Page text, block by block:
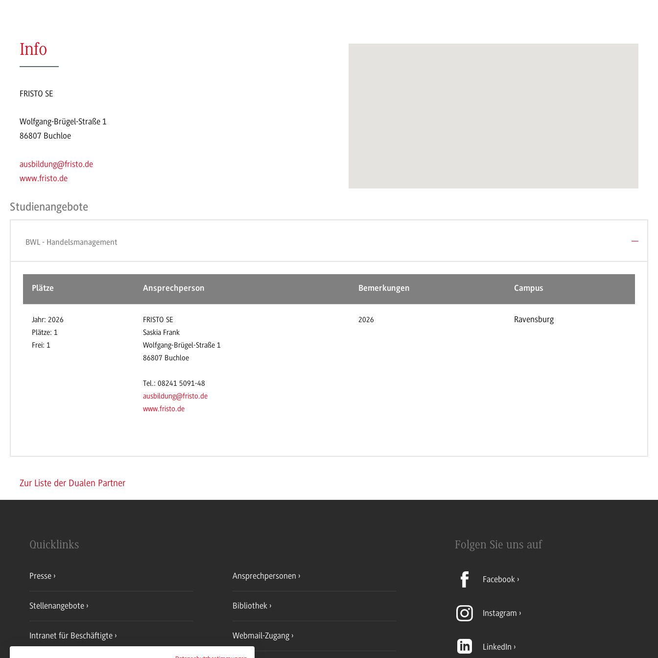
Info
FRISTO SE
Wolfgang-Brügel-Straße 1
86807 Buchloe
ausbildung@fristo.de
www.fristo.de
Studienangebote
BWL - Handelsmanagement
Plätze Ansprechperson Bemerkungen Campus
Jahr: 2026
Plätze: 1
Frei: 1
FRISTO SE
Saskia Frank
Wolfgang-Brügel-Straße 1
86807 Buchloe
Tel.: 08241 5091-48
ausbildung@fristo.de
www.fristo.de
2026 Ravensburg
Zur Liste der Dualen Partner
Quicklinks
Presse Ansprechpersonen
Stellenangebote Bibliothek
Intranet für Beschäftigte Webmail-Zugang
Folgen Sie uns auf
Facebook
Instagram
LinkedIn